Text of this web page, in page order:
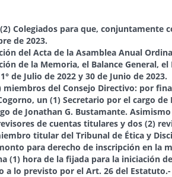
Colegiados para que,
de 2023.
del Acta de la Asamblea Anual
de la Memoria, el Balance General,
de Julio de 2022 y 30 de Junio de 2023.
miembros del Consejo Directivo: por
un (1) Secretario por el cargo
de Jonathan G. Bustamante.
de cuentas titulares y dos (2)
titular del Tribunal de Ética y
para derecho de inscripción en la
(1) hora de la fijada para la iniciación
a lo previsto por el Art. 26 del Estatuto.-